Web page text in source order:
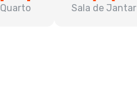
Quarto Sala de Jantar